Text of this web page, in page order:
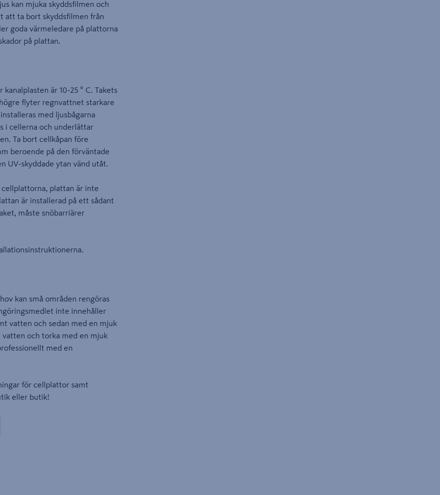
kan mjuka skyddsfilmen och
att ta bort skyddsfilmen från
goda värmeledare på plattorna
på plattan.
är 10-25 ° C. Takets
flyter regnvattnet starkare
med ljusbågarna
i cellerna och underlättar
Ta bort cellkåpan före
beroende på den förväntade
UV-skyddade ytan vänd utåt.
plattan är inte
är installerad på ett sådant
måste snöbarriärer
kan små områden rengöras
inte innehåller
vatten och sedan med en mjuk
och torka med en mjuk
med en
för cellplattor samt
eller butik!